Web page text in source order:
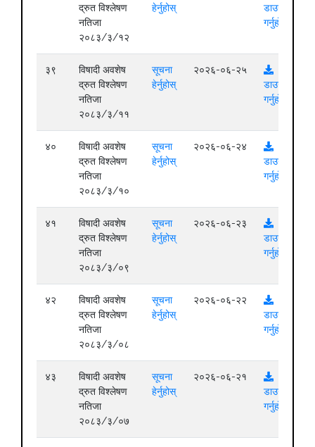
द्रुत विश्लेषण
नतिजा
२०८३/३/१२
हेर्नुहोस्
डाउनलोड
गर्नुहोस्
३९
विषादी अवशेष
द्रुत विश्लेषण
नतिजा
२०८३/३/११
सूचना
हेर्नुहोस्
२०२६-०६-२५
डाउनलोड
गर्नुहोस्
४०
विषादी अवशेष
द्रुत विश्लेषण
नतिजा
२०८३/३/१०
सूचना
हेर्नुहोस्
२०२६-०६-२४
डाउनलोड
गर्नुहोस्
४१
विषादी अवशेष
द्रुत विश्लेषण
नतिजा
२०८३/३/०९
सूचना
हेर्नुहोस्
२०२६-०६-२३
डाउनलोड
गर्नुहोस्
४२
विषादी अवशेष
द्रुत विश्लेषण
नतिजा
२०८३/३/०८
सूचना
हेर्नुहोस्
२०२६-०६-२२
डाउनलोड
गर्नुहोस्
४३
विषादी अवशेष
द्रुत विश्लेषण
नतिजा
२०८३/३/०७
सूचना
हेर्नुहोस्
२०२६-०६-२१
डाउनलोड
गर्नुहोस्